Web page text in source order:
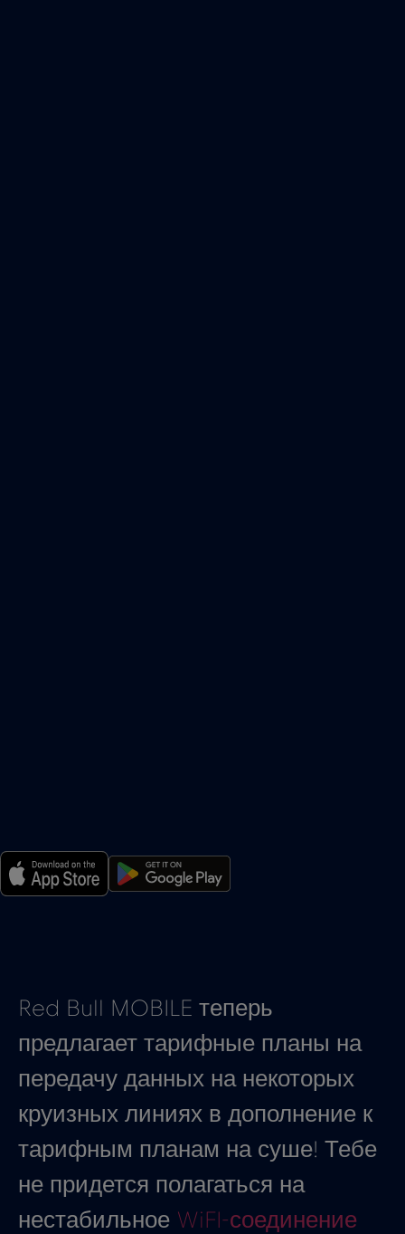
Red Bull MOBILE теперь
предлагает тарифные планы на
передачу данных на некоторых
круизных линиях в дополнение к
тарифным планам на суше! Тебе
не придется полагаться на
нестабильное WiFI-соединение